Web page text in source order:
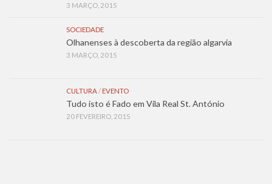
3 MARÇO, 2015
SOCIEDADE
Olhanenses à descoberta da região algarvia
3 MARÇO, 2015
CULTURA/ EVENTO
Tudo isto é Fado em Vila Real St. António
20 FEVEREIRO, 2015